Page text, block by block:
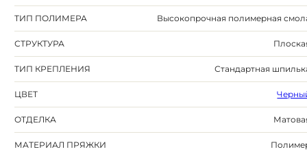
ТИП ПОЛИМЕРА Высокопрочная полимерная
СТРУКТУРА
ТИП КРЕПЛЕНИЯ Стандартная
ЦВЕТ
ОТДЕЛКА
МАТЕРИАЛ ПРЯЖКИ